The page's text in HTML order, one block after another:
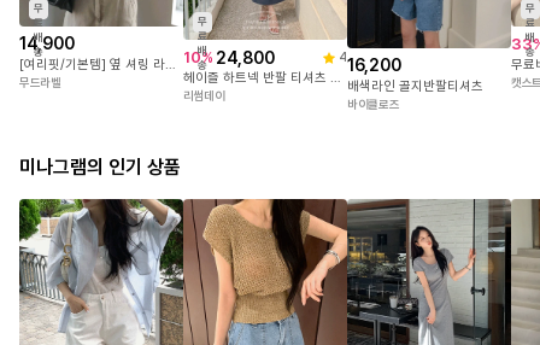
무
료
배
송
14,900
무드라벨
무
료
배
송
10% 24,800 4
헤이즐 하트넥 반팔 티셔츠 5color [스퀘어/브이넥/크롭/여름/여름티셔츠/슬림/하객룩/데일리룩/데이트룩/휴가룩/팔뚝커버/여리핏/페미닌/세련미/베이직/심플/출근룩/꾸안꾸/시즌리스]
리썸데이
16,200
배색라인 골지반팔티셔츠
바이클로즈
무
료
배
송
33
캣스
미나그램의 인기 상품